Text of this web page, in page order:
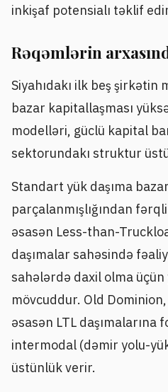
inkişaf potensialı təklif
Rəqəmlərin
Siyahıdakı ilk beş
bazar kapitallaşması
modelləri, güclü kapital
sektorundakı struktur
Standart yük daşıma
parçalanmışlığından
əsasən Less-than-
daşımalar sahəsində
sahələrdə daxil olma
mövcuddur. Old
əsasən LTL daşımalarına
intermodal (dəmir yolu-
üstünlük verir.